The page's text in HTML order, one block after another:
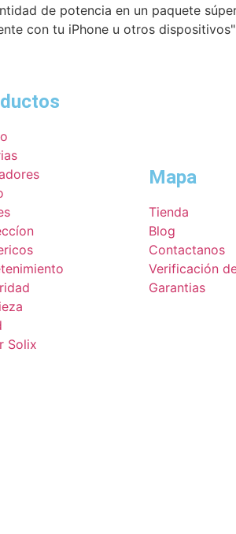
de potencia en un paquete
con tu iPhone u otros
Solix
Mapa
Tienda
Blog
Contactanos
Verificación
Garantias